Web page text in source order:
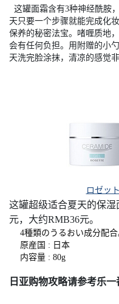
这罐面霜含有3种神经酰胺
天只要一个步骤就能完成化
保养的秘密法宝。啫喱质地
会有任何负担。用附赠的小
天洗完脸涂抹，清凉的感觉非
ロゼッ
这罐超级适合夏天的保湿
元，大约RMB36元。
4種類のうるおい成分配
原産国 : 日本
内容量 : 80g
日亚购物攻略请参考乐一